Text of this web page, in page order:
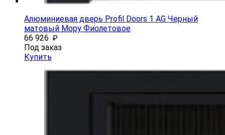
Алюминиевая дверь Profil Doors 1 AG Черный
матовый Мору Фиолетовое
66 926 ₽
Под заказ
Купить